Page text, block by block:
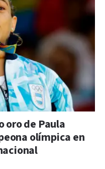
oro de Paula
olímpica en